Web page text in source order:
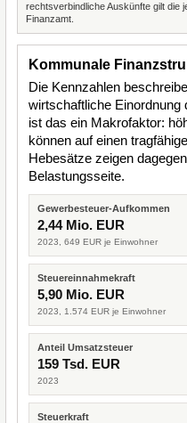
rechtsverbindliche Auskünfte gilt die
Finanzamt.
Kommunale
Die Kennzahlen
wirtschaftliche Einordnung
ist das ein Makrofaktor:
können auf einen
Hebesätze zeigen
Belastungsseite.
Gewerbesteuer-Aufkommen
2,44 Mio. EUR
2023, 649 EUR je Einwohner
Steuereinnahmekraft
5,90 Mio. EUR
2023, 1.574 EUR je Einwohner
Anteil Umsatzsteuer
159 Tsd. EUR
2023
Steuerkraft